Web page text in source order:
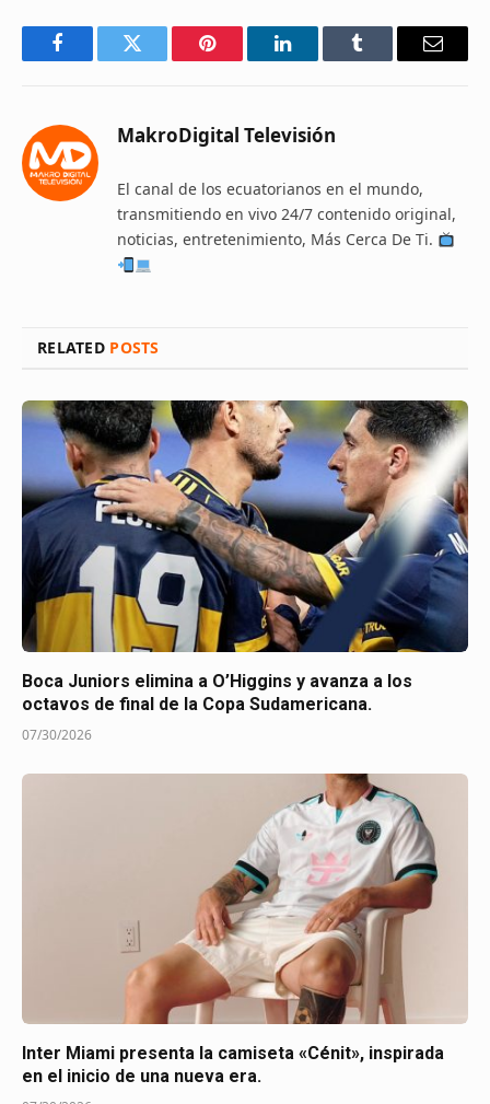
FacebookTwitter Pinterest LinkedInTumblr Email
MakroDigital Televisión
El canal de los ecuatorianos en el mundo,
transmitiendo en vivo 24/7 contenido original,
noticias, entretenimiento, Más Cerca De Ti.
RELATED POSTS
Boca Juniors elimina a O’Higgins y avanza a los
octavos de final de la Copa Sudamericana.
07/30/2026
Inter Miami presenta la camiseta «Cénit», inspirada
en el inicio de una nueva era.